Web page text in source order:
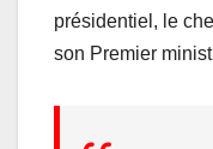
présidentiel, le
son Premier